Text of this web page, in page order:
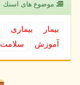
موضوع های اسنك
بیمار بیماری
آموزش
سلامت